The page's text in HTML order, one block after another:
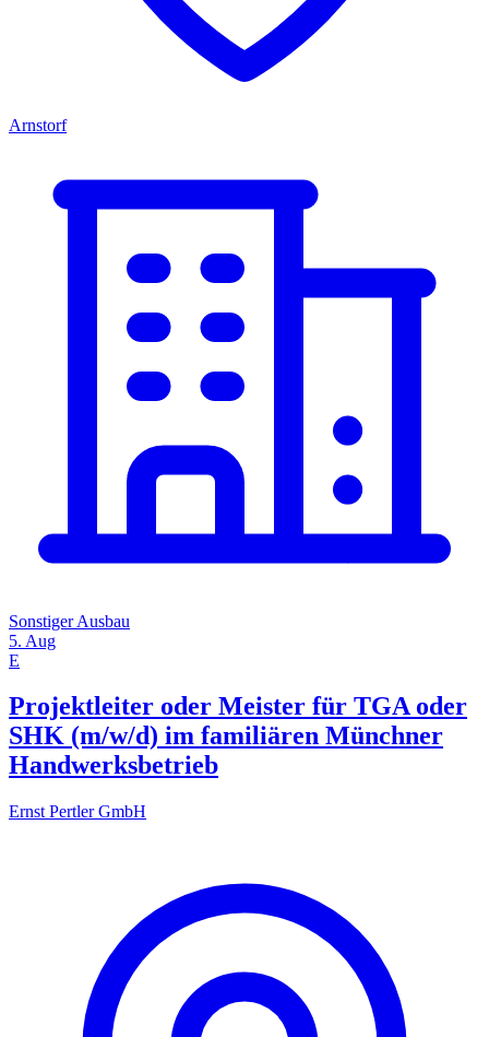
Arnstorf
Sonstiger Ausbau
5. Aug
E
Projektleiter oder Meister für TGA oder
SHK (m/w/d) im familiären Münchner
Handwerksbetrieb
Ernst Pertler GmbH